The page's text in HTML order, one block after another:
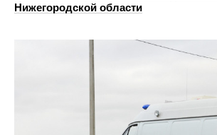
Нижегородской области